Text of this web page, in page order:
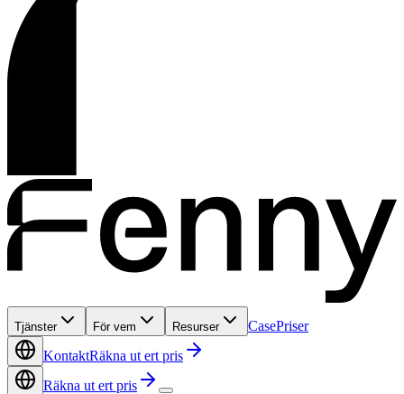
Tjänster För vem Resurser CasePriser
KontaktRäkna ut ert pris
Räkna ut ert pris